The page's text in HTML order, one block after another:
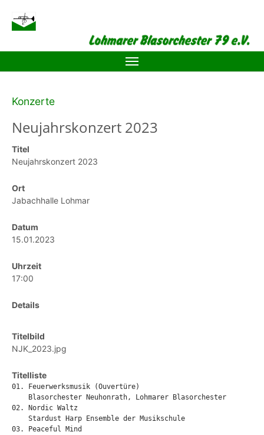
Konzerte
Neujahrskonzert 2023
Titel
Neujahrskonzert 2023
Ort
Jabachhalle Lohmar
Datum
15.01.2023
Uhrzeit
17:00
Details
Titelbild
NJK_2023.jpg
Titelliste
01. Feuerwerksmusik (Ouvertüre)
    Blasorchester Neuhonrath, Lohmarer Blasorchester
02. Nordic Waltz
    Stardust Harp Ensemble der Musikschule
03. Peaceful Mind